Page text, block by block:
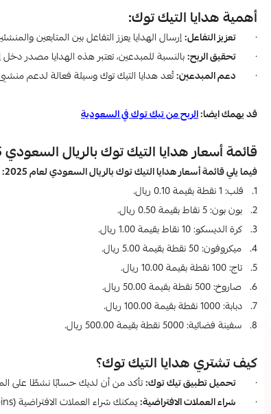
أهمية هدايا التيك توك:
· تعزيز التفاعل:إرسال الهدايا يعزز التفاعل بين المتابعين
· تحقيق الربح:بالنسبة للمبدعين، تعتبر هذه الهدايا مصدر
· دعم المبدعين:تُعد هدايا التيك توك وسيلة فعالة لدعم
قد يهمك ايضا:الربح من تيك توك في السعودية
قائمة أسعار هدايا التيك توك بالريال السعودي​ 2025
فيما يلي قائمة أسعار هدايا التيك توك بالريال السعودي​ لعام 2025:
1. قلب: 1 نقطة بقيمة 0.10 ريال.
2. بون بون: 5 نقاط بقيمة 0.50 ريال.
3. كرة الديسكو: 10 نقاط بقيمة 1.00 ريال.
4. ميكروفون: 50 نقطة بقيمة 5.00 ريال.
5. تاج: 100 نقطة بقيمة 10.00 ريال.
6. صاروخ: 500 نقطة بقيمة 50.00 ريال.
7. دبابة: 1000 نقطة بقيمة 100.00 ريال.
8. سفينة فضائية: 5000 نقطة بقيمة 500.00 ريال.
كيف تشتري هدايا التيك توك؟
· تحميل تطبيق تيك توك:تأكد من أن لديك حسابًا نشطًا على
· شراء العملات الافتراضية:يمكنك شراء العملات الافتراضية (Coins) من خلال المتاجر الإلكترونية الموثوقة مثل لوك ستور.